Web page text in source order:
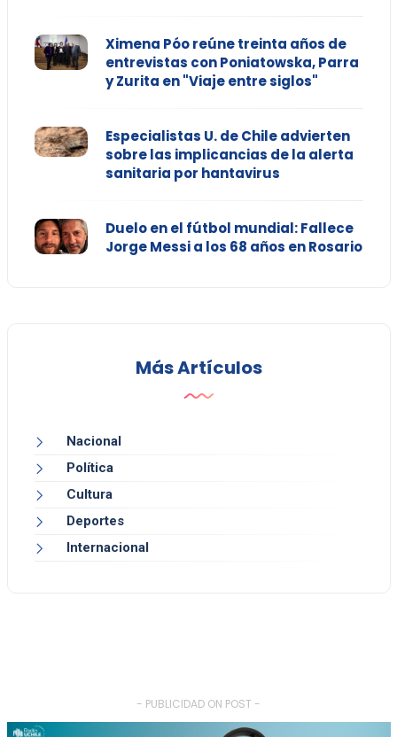
Ximena Póo reúne treinta años de
entrevistas con Poniatowska, Parra
y Zurita en "Viaje entre siglos"
Especialistas U. de Chile advierten
sobre las implicancias de la alerta
sanitaria por hantavirus
Duelo en el fútbol mundial: Fallece
Jorge Messi a los 68 años en Rosario
Más Artículos
Nacional
Política
Cultura
Deportes
Internacional
- PUBLICIDAD ON POST -